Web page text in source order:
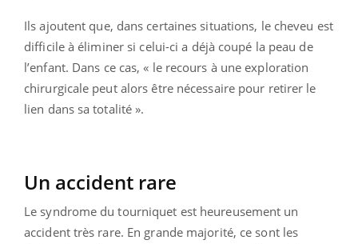
Ils ajoutent que, dans certaines situations, le cheveu est
difficile à éliminer si celui-ci a déjà coupé la peau de
l’enfant. Dans ce cas, « le recours à une exploration
chirurgicale peut alors être nécessaire pour retirer le
lien dans sa totalité ».
Un accident rare
Le syndrome du tourniquet est heureusement un
accident très rare. En grande majorité, ce sont les